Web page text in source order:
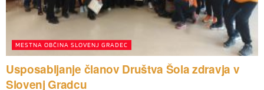
MESTNA OBČINA SLOVENJ GRADEC
Usposabljanje članov Društva Šola zdravja v
Slovenj Gradcu